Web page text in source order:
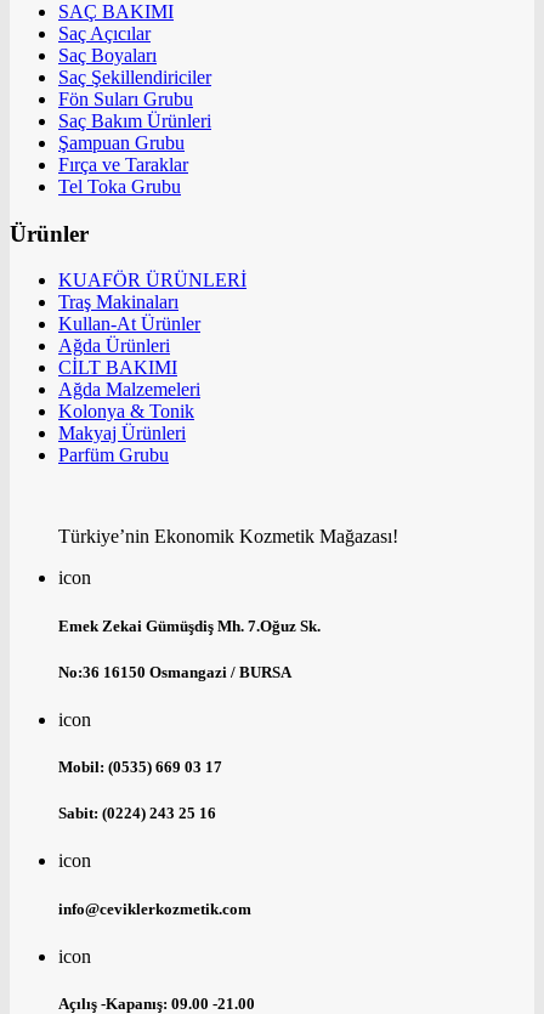
SAÇ BAKIMI
Saç Açıcılar
Saç Boyaları
Saç Şekillendiriciler
Fön Suları Grubu
Saç Bakım Ürünleri
Şampuan Grubu
Fırça ve Taraklar
Tel Toka Grubu
Ürünler
KUAFÖR ÜRÜNLERİ
Traş Makinaları
Kullan-At Ürünler
Ağda Ürünleri
CİLT BAKIMI
Ağda Malzemeleri
Kolonya & Tonik
Makyaj Ürünleri
Parfüm Grubu
Türkiye’nin Ekonomik Kozmetik Mağazası!
icon
Emek Zekai Gümüşdiş Mh. 7.Oğuz Sk.
No:36 16150 Osmangazi / BURSA
icon
Mobil: (0535) 669 03 17
Sabit: (0224) 243 25 16
icon
info@ceviklerkozmetik.com
icon
Açılış -Kapanış: 09.00 -21.00